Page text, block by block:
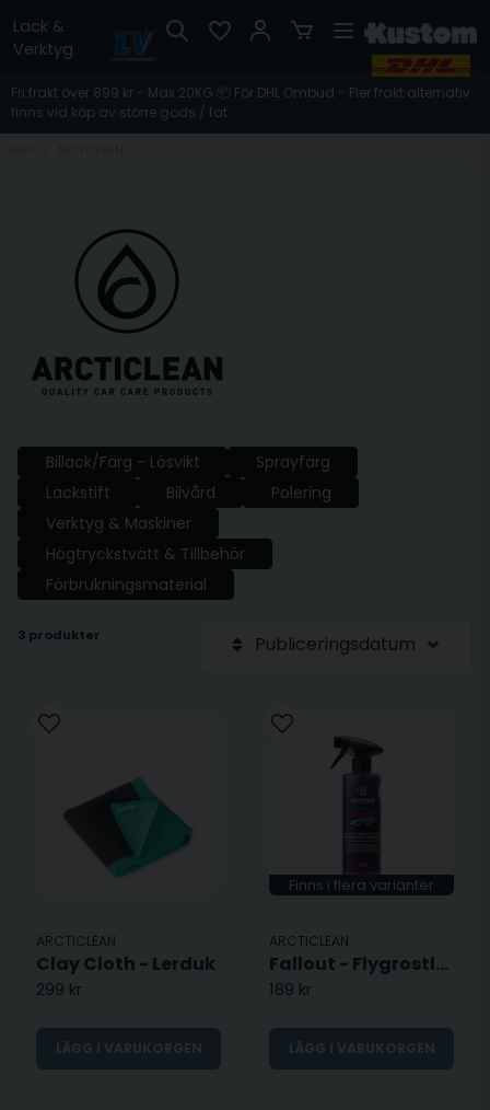
Lack &
Verktyg
Fri frakt över 899 kr - Max 20KG 📦 För DHL Ombud - Fler frakt alternativ
finns vid köp av större gods / fat
Billack/Färg - Lösvikt
Sprayfärg
Lackstift
Bilvård
Polering
Verktyg & Maskiner
Högtryckstvätt & Tillbehör
Förbrukningsmaterial
3 produkter Publiceringsdatum
ARCTICLEAN
Clay Cloth - Lerduk
299 kr
LÄGG I VARUKORGEN
Finns i flera varianter
ARCTICLEAN
Fallout - Flygrostlösare
189 kr
LÄGG I VARUKORGEN